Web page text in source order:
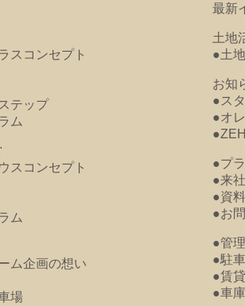
スコンセプト
テップ
ム
スコンセプト
ム
ム企画の想い
場
最新
土地
●土
お知
●ス
●オ
●プ
●来
●資
●お
●管
●駐
●賃
●車